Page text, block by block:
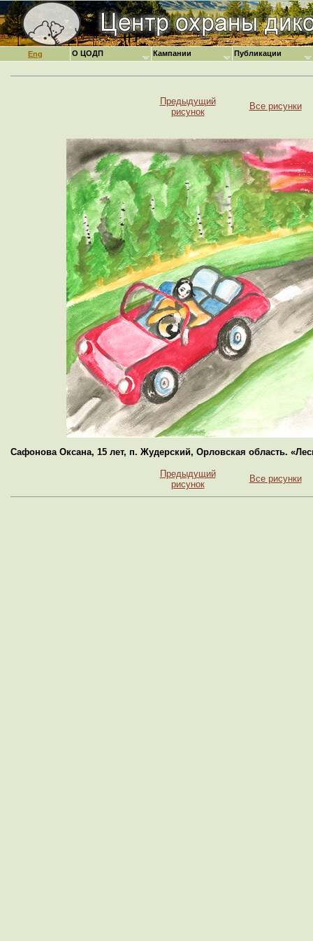
Eng
Предыдущий
рисунок
Все рисунки
Сафонова Оксана, 15 лет, п. Жудерский, Орловская область.
Предыдущий
рисунок
Все рисунки
О ЦОДП Кампании Публикации